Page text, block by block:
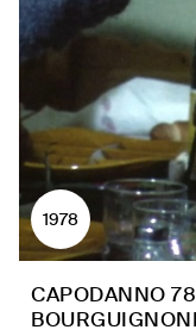
1978
CAPODANNO